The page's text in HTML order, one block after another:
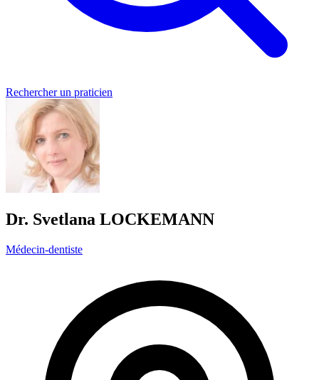
Rechercher un praticien
Dr. Svetlana LOCKEMANN
Médecin-dentiste